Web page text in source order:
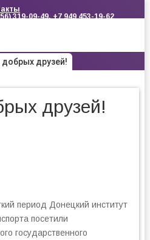
319-09-49, +7 949 453-19-62
добрых друзей!
друзей!
период Донецкий институт
посетили
государственного